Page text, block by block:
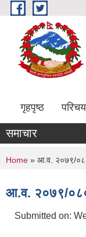
Skip to main content
गृहपृष्ठ परिचय
समाचार
You are
Home » आ.व. २०७९/
आ.व. २०७९/०८०
Submitted on: